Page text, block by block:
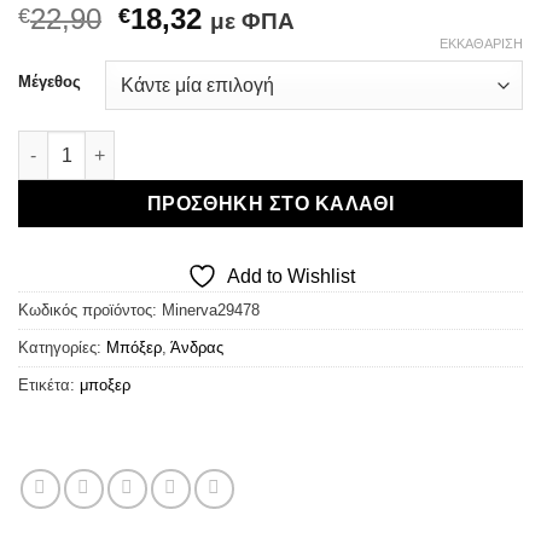
€22,90 Original
was:
€22,90.
€18,32Η
τιμή
είναι:
με ΦΠΑ
Μέγεθος
ΕΚΚΑΘΆΡΙΣΗ
Μινέρβα Μπόξερ Tennis ποσότητα
ΠΡΟΣΘΉΚΗ ΣΤΟ ΚΑΛΆΘΙ
Add to Wishlist
Κωδικός προϊόντος: Minerva29478
Κατηγορίες: Μπόξερ, Άνδρας
Ετικέτα: μποξερ